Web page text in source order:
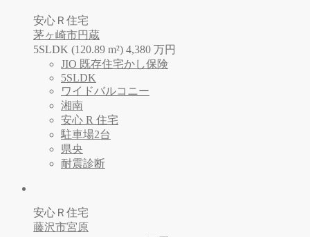
安心Ｒ住宅
茅ヶ崎市円蔵
5SLDK (120.89 m²) 4,380 万円
JIO 既存住宅かし保険
5SLDK
ワイドバルコニー
湘南
安心 R 住宅
駐車場2台
県央
耐震診断
安心Ｒ住宅
藤沢市宮原